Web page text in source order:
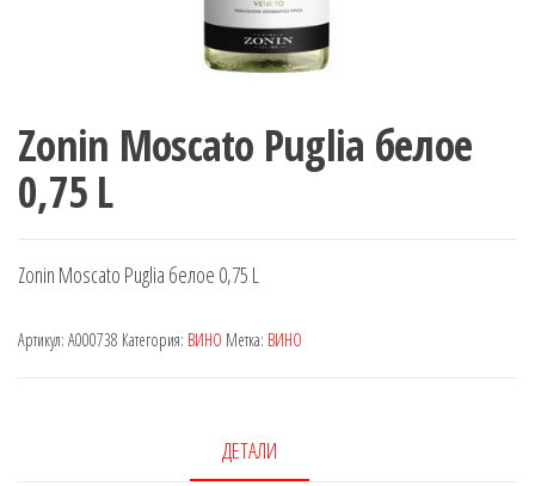
Zonin Moscato Puglia белое
0,75 L
Zonin Moscato Puglia белое 0,75 L
Артикул: A000738 Категория: ВИНО Метка: ВИНО
ДЕТАЛИ